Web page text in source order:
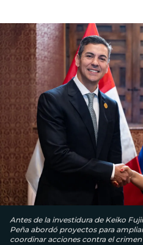
Antes de la investidura de Keiko
Peña abordó proyectos para
coordinar acciones contra el